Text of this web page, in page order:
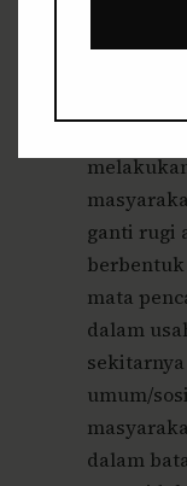
ganti rugi
mata
dalam
umum/
dalam